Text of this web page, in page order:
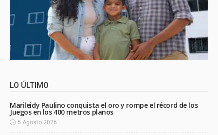
LO ÚLTIMO
Marileidy Paulino conquista el oro y rompe el récord de los
Juegos en los 400 metros planos
5 Agosto 2026